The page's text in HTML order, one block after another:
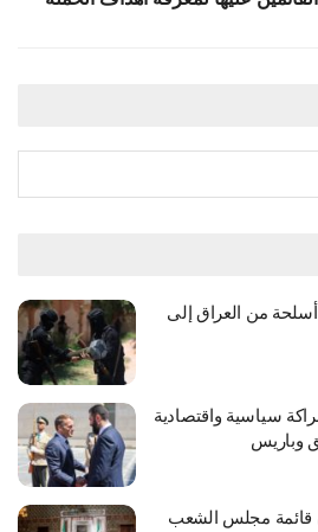
من العراق إلى
سياسية واقتصادية
وباريس
قائمة مجلس الشعب